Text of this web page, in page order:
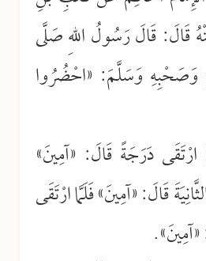
قَالَ: قَالَ رَسُولُ اللهِ صَلَّى
وَصَحْبِهِ وَسَلَّمَ: «احْضُرُوا
ارْتَقَى دَرَجَةً قَالَ: «آمِينَ»
قَالَ: «آمِينَ» فَلَمَّا ارْتَقَى